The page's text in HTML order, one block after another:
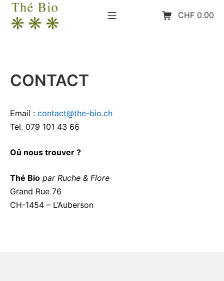
Aller
Menu mobilePanier d’achat
CHF 0.00
CONTACT
Email : contact@the-bio.ch
Tel. 079 101 43 66
Oû nous trouver ?
Thé Bio par Ruche & Flore
Grand Rue 76
CH-1454 – L’Auberson